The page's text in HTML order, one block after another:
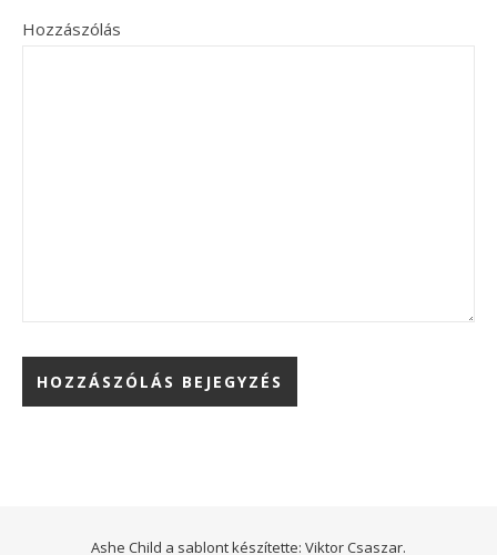
Hozzászólás
Ashe Child a sablont készítette: Viktor Csaszar.